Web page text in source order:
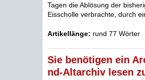
Tagen die Ablösung der
Eisscholle verbrachte, durch
Artikellänge: rund 77 Wörter
Sie benötigen ein
nd-Altarchiv lesen